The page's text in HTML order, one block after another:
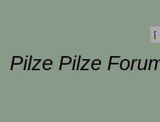
[
Pilze Pilze